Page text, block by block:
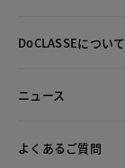
DoCLASSEについて
ニュース
よくあるご質問